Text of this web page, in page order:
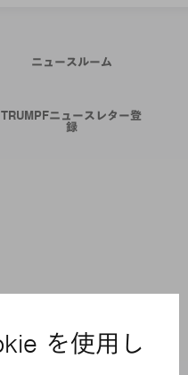
ニュースルーム
TRUMPFニュースレター登
録